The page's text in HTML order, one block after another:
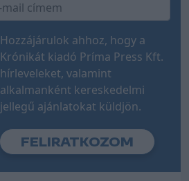
Hozzájárulok ahhoz, hogy a
Krónikát kiadó Príma Press Kft.
hírleveleket, valamint
alkalmanként kereskedelmi
jellegű ajánlatokat küldjön.